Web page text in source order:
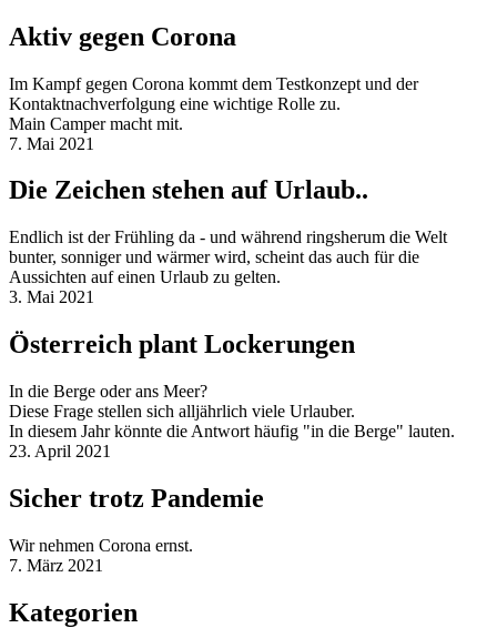
Aktiv gegen Corona
Im Kampf gegen Corona kommt dem Testkonzept und der
Kontaktnachverfolgung eine wichtige Rolle zu.
Main Camper macht mit.
7. Mai 2021
Die Zeichen stehen auf Urlaub..
Endlich ist der Frühling da - und während ringsherum die Welt
bunter, sonniger und wärmer wird, scheint das auch für die
Aussichten auf einen Urlaub zu gelten.
3. Mai 2021
Österreich plant Lockerungen
In die Berge oder ans Meer?
Diese Frage stellen sich alljährlich viele Urlauber.
In diesem Jahr könnte die Antwort häufig "in die Berge" lauten.
23. April 2021
Sicher trotz Pandemie
Wir nehmen Corona ernst.
7. März 2021
Kategorien